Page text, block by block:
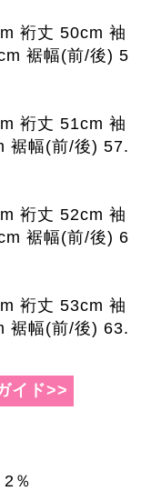
裄丈 50cm 袖
裾幅(前/後) 5
裄丈 51cm 袖
裾幅(前/後) 57.
裄丈 52cm 袖
裾幅(前/後) 6
裄丈 53cm 袖
裾幅(前/後) 63.
イド>>
％